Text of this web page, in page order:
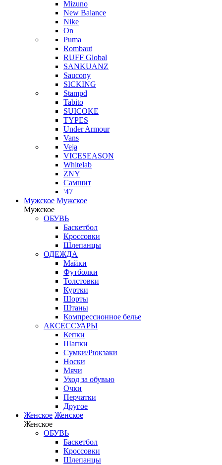
Mizuno
New Balance
Nike
On
Puma
Rombaut
RUFF Global
SANKUANZ
Saucony
SICKING
Stampd
Tabito
SUICOKE
TYPES
Under Armour
Vans
Veja
VICESEASON
Whitelab
ZNY
Самшит
'47
Мужское Мужское
Мужское
ОБУВЬ
Баскетбол
Кроссовки
Шлепанцы
ОДЕЖДА
Майки
Футболки
Толстовки
Куртки
Шорты
Штаны
Компрессионное белье
АКСЕССУАРЫ
Кепки
Шапки
Сумки/Рюкзаки
Носки
Мячи
Уход за обувью
Очки
Перчатки
Другое
Женское Женское
Женское
ОБУВЬ
Баскетбол
Кроссовки
Шлепанцы